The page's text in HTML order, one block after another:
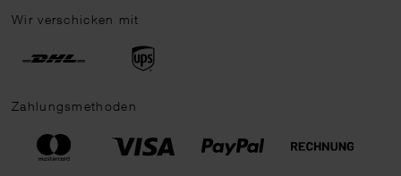
Wir verschicken mit
Zahlungsmethoden